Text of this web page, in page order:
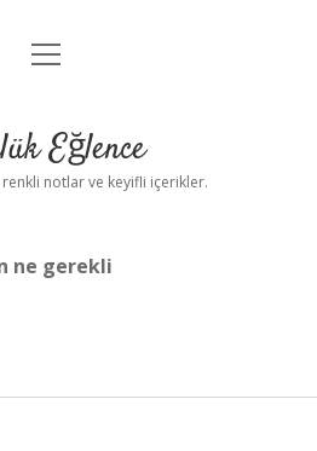
Anasayfa
Yasal Uyarı
menüyü
Eğlence
renkli notlar ve keyifli içerikler.
ne gerekli